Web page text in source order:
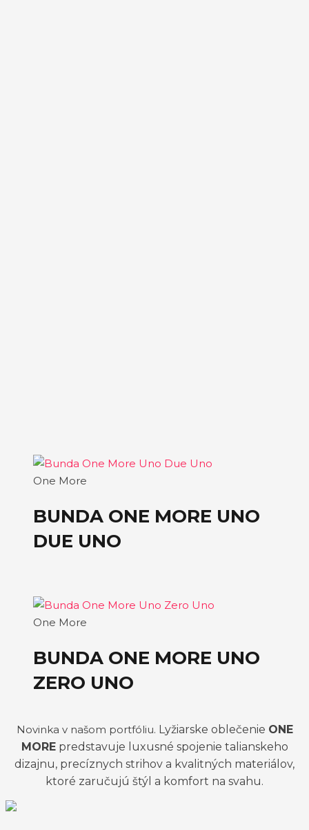
One More
BUNDA ONE MORE UNO
DUE UNO
One More
BUNDA ONE MORE UNO
ZERO UNO
Novinka v našom portfóliu. Lyžiarske oblečenie ONE
MOREpredstavuje luxusné spojenie talianskeho
dizajnu, precíznych strihov a kvalitných materiálov,
ktoré zaručujú štýl a komfort na svahu.